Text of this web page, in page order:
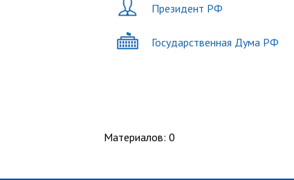
Президент РФ
Государственная Дума РФ
Материалов: 0